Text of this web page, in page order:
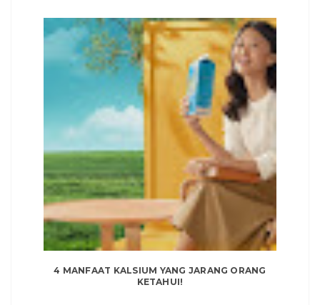
4 MANFAAT KALSIUM YANG JARANG ORANG
KETAHUI!